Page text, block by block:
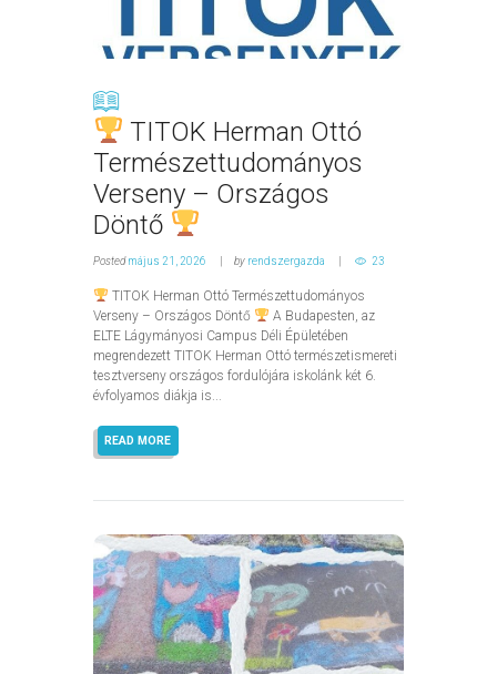
TITOK Herman Ottó
Természettudományos
Verseny – Országos
Döntő
Postedmájus 21, 2026 by rendszergazda 23
TITOK Herman Ottó Természettudományos
Verseny – Országos Döntő
A Budapesten, az
ELTE Lágymányosi Campus Déli Épületében
megrendezett TITOK Herman Ottó természetismereti
tesztverseny országos fordulójára iskolánk két 6.
évfolyamos diákja is...
READ MORE